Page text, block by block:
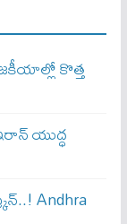
కొత్త
యుద్ధ
Andhra